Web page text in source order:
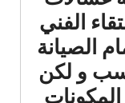
الفني
الصيانة
و لكن